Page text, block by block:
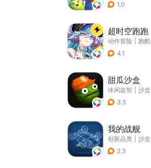
1.0
超时空跑跑
动作冒险 跑酷
4.1
甜瓜沙盒
休闲益智 沙盒
3.5
我的战舰
创新品类 沙盒
2.3